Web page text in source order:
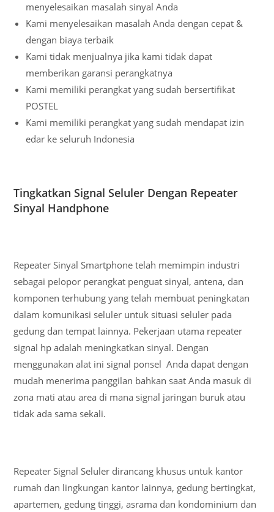
menyelesaikan masalah sinyal Anda
Kami menyelesaikan masalah Anda dengan cepat &
dengan biaya terbaik
Kami tidak menjualnya jika kami tidak dapat
memberikan garansi perangkatnya
Kami memiliki perangkat yang sudah bersertifikat
POSTEL
Kami memiliki perangkat yang sudah mendapat izin
edar ke seluruh Indonesia
Tingkatkan Signal Seluler Dengan Repeater
Sinyal Handphone
Repeater Sinyal Smartphone telah memimpin industri
sebagai pelopor perangkat penguat sinyal, antena, dan
komponen terhubung yang telah membuat peningkatan
dalam komunikasi seluler untuk situasi seluler pada
gedung dan tempat lainnya. Pekerjaan utama repeater
signal hp adalah meningkatkan sinyal. Dengan
menggunakan alat ini signal ponsel Anda dapat dengan
mudah menerima panggilan bahkan saat Anda masuk di
zona mati atau area di mana signal jaringan buruk atau
tidak ada sama sekali.
Repeater Signal Seluler dirancang khusus untuk kantor
rumah dan lingkungan kantor lainnya, gedung bertingkat,
apartemen, gedung tinggi, asrama dan kondominium dan